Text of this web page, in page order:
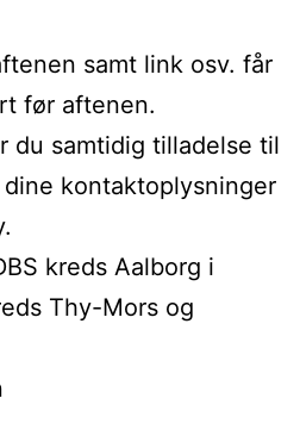
samt link osv. får
før aftenen.
du samtidig tilladelse til
kontaktoplysninger
kreds Aalborg i
Thy-Mors og